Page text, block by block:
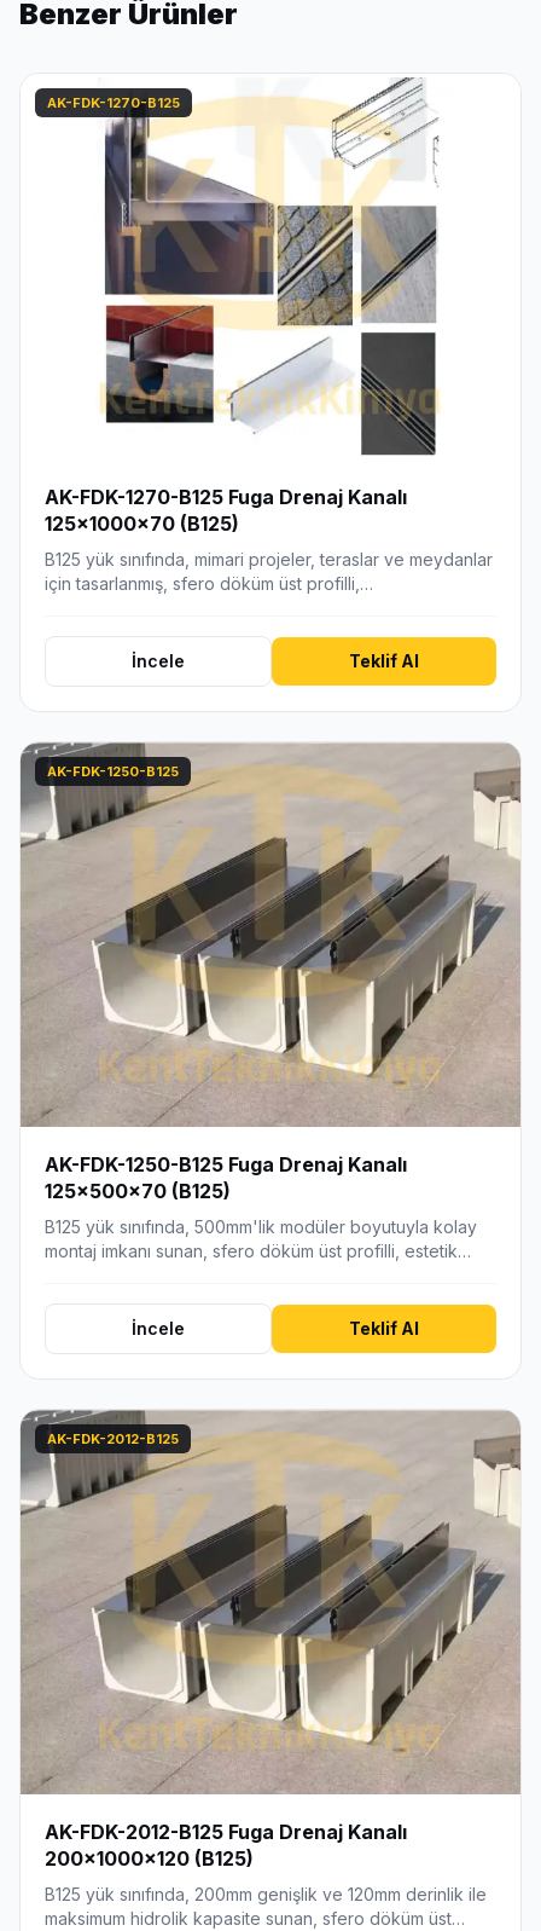
Benzer Ürünler
AK-FDK-1270-B125
AK-FDK-1270-B125 Fuga Drenaj Kanalı
125x1000x70 (B125)
B125 yük sınıfında, mimari projeler, teraslar ve meydanlar
için tasarlanmış, sfero döküm üst profilli,…
İncele Teklif Al
AK-FDK-1250-B125
AK-FDK-1250-B125 Fuga Drenaj Kanalı
125x500x70 (B125)
B125 yük sınıfında, 500mm'lik modüler boyutuyla kolay
montaj imkanı sunan, sfero döküm üst profilli, estetik…
İncele Teklif Al
AK-FDK-2012-B125
AK-FDK-2012-B125 Fuga Drenaj Kanalı
200x1000x120 (B125)
B125 yük sınıfında, 200mm genişlik ve 120mm derinlik ile
maksimum hidrolik kapasite sunan, sfero döküm üst…